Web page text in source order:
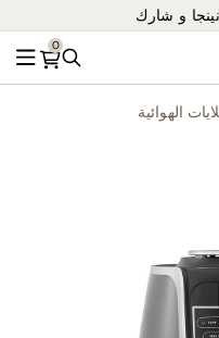
و شارك
بحث
0
الهوائية